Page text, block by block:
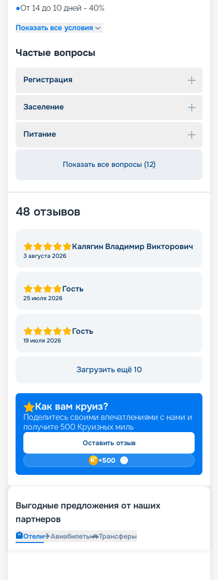
●От 14 до 10 дней - 40%
Показать все условия
Частые вопросы
Регистрация
Заселение
Питание
Показать все вопросы (12)
48 отзывов
Калягин Владимир Викторович
3 августа 2026
Гость
25 июля 2026
Гость
19 июля 2026
Загрузить ещё 10
Как вам круиз?
Поделитесь своими впечатлениями с нами и
получите 500 Круизных миль
Оставить отзыв
+500
Выгодные предложения от наших
партнеров
🏨Отели✈️Авиабилеты🚗Трансферы